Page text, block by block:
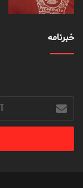
خبرنامه
آدرس
ایمیل
خود
وارد